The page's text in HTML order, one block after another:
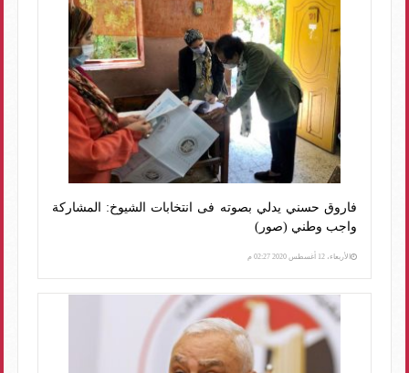
فاروق حسني يدلي بصوته فى انتخابات الشيوخ: المشاركة
واجب وطني (صور)
الأربعاء، 12 أغسطس 2020 02:27 م